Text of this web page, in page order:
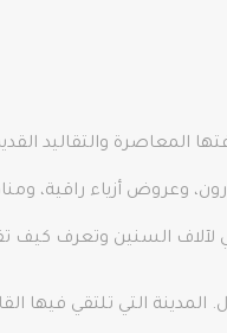
المعاصرة والتقاليد
وعروض أزياء راقية،
لآلاف السنين وتعرف كيف
التي تلتقي فيها